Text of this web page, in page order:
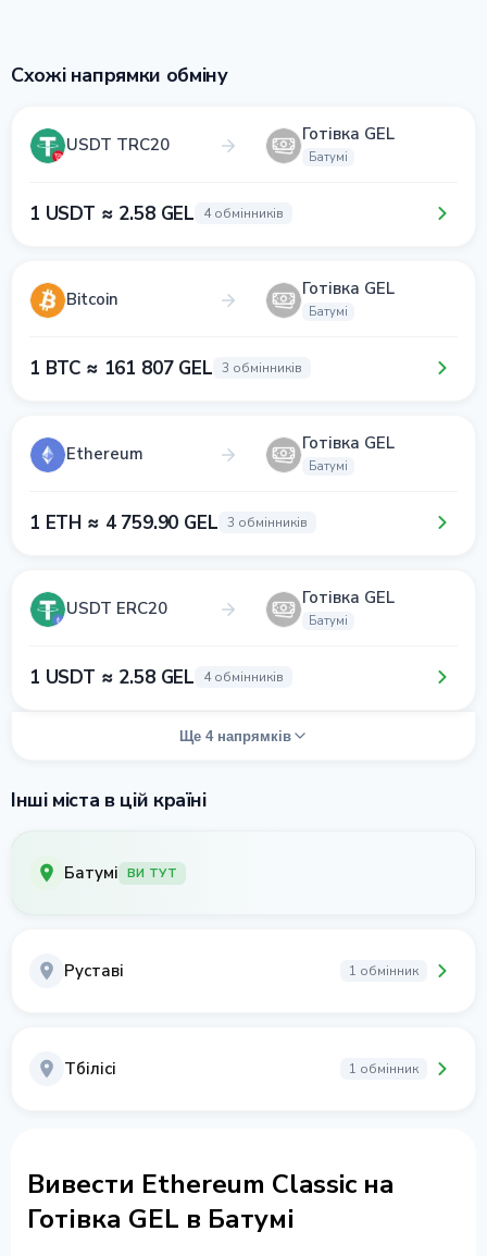
Схожі напрямки обміну
USDT TRC20 Готівка GEL
Батумі
1 USDT ≈ 2.58 GEL 4 обмінників
Bitcoin Готівка GEL
Батумі
1 BTC ≈ 161 807 GEL 3 обмінників
Ethereum Готівка GEL
Батумі
1 ETH ≈ 4 759.90 GEL 3 обмінників
USDT ERC20 Готівка GEL
Батумі
1 USDT ≈ 2.58 GEL 4 обмінників
Ще 4 напрямків
Інші міста в цій країні
Батумі ВИ ТУТ
Руставі 1 обмінник
Тбілісі 1 обмінник
Вивести Ethereum Classic на
Готівка GEL в Батумі